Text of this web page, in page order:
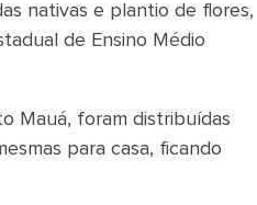
nativas e plantio de flores,
de Ensino Médio
Mauá, foram distribuídas
para casa, ficando